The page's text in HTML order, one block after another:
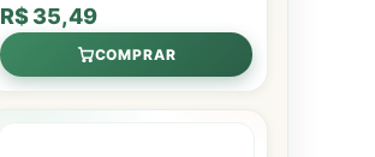
R$ 35,49
COMPRAR